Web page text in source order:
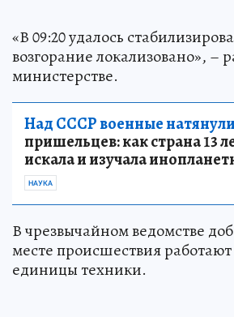
«В 09:20 удалось
возгорание локализовано», –
министерстве.
Над СССР военные натянули
пришельцев: как страна 13
искала и изучала
НАУКА
В чрезвычайном ведомстве
месте происшествия работают
единицы техники.